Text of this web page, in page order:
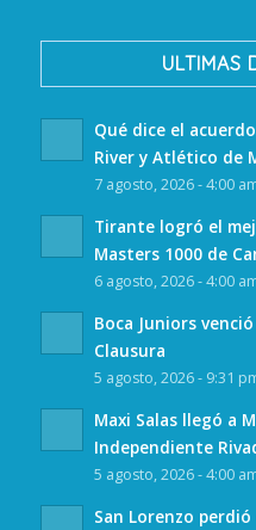
ULTIMAS
Qué dice el
River y Atlético de
7 agosto, 2026 - 4:00
Tirante logró el
Masters 1000 de
6 agosto, 2026 - 4:00
Boca Juniors
Clausura
5 agosto, 2026 - 9:31
Maxi Salas llegó a
Independiente
5 agosto, 2026 - 4:00
San Lorenzo